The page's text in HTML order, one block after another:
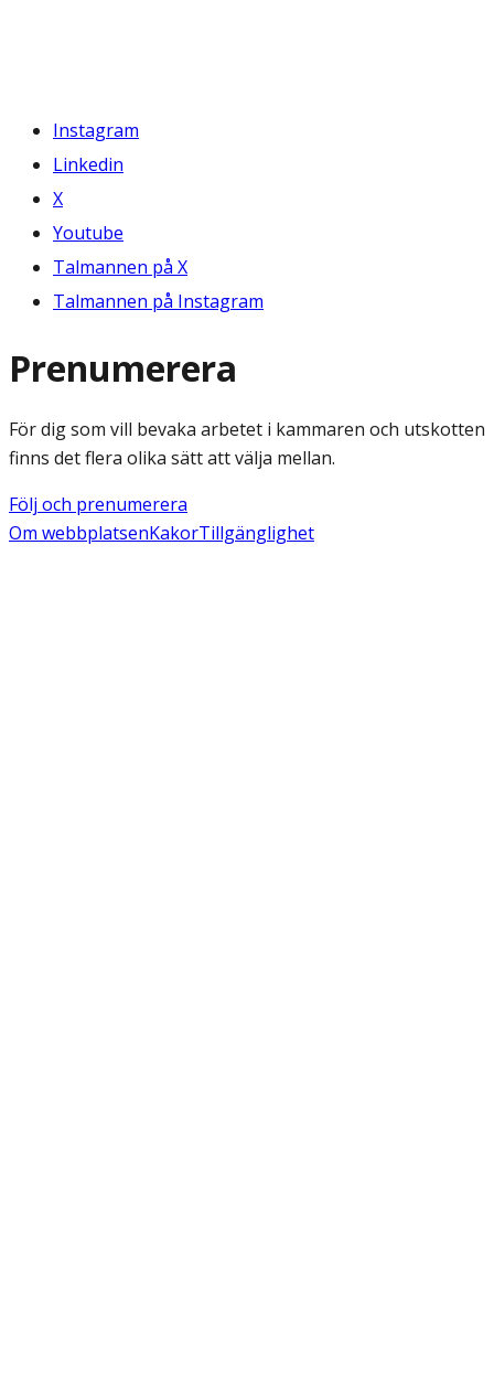
Instagram
Linkedin
X
Youtube
Talmannen på X
Talmannen på Instagram
Prenumerera
För dig som vill bevaka arbetet i kammaren och utskotten
finns det flera olika sätt att välja mellan.
Följ och prenumerera
Om webbplatsenKakorTillgänglighet